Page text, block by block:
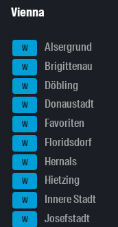
Vienna
W Alsergrund
W Brigittenau
W Döbling
W Donaustadt
W Favoriten
W Floridsdorf
W Hernals
W Hietzing
W Innere Stadt
W Josefstadt